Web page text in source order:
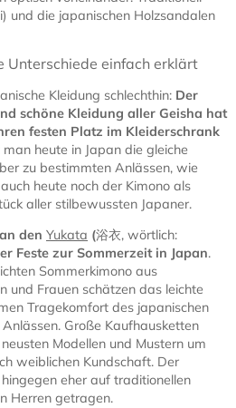
und die japanischen Holzsandalen
Unterschiede einfach erklärt
Kleidung schlechthin: Der
schöne Kleidung aller Geisha hat
festen Platz im Kleiderschrank
heute in Japan die gleiche
zu bestimmten Anlässen, wie
heute noch der Kimono als
aller stilbewussten Japaner.
den Yukata (浴衣, wörtlich:
Feste zur Sommerzeit in Japan.
Sommerkimono aus
und Frauen schätzen das leichte
Tragekomfort des japanischen
Große Kaufhausketten
Modellen und Mustern um
weiblichen Kundschaft. Der
eher auf traditionellen
Herren getragen.